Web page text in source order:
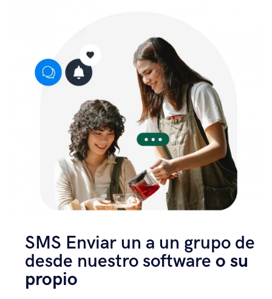
SMS Enviar un a un grupo de
desde nuestro software o su
propio